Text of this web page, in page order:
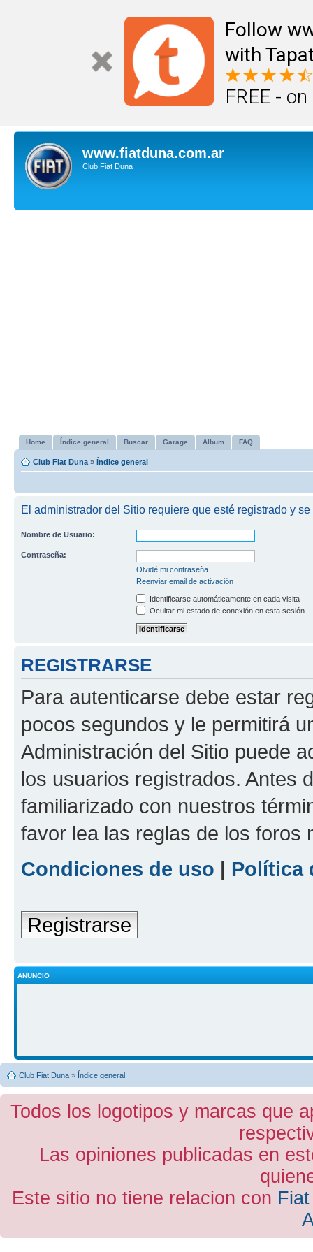
Follow
with
FREE -
www.fiatduna.com.ar
Club Fiat Duna
Home Índice general Buscar Garage Album FAQ
Club Fiat Duna » Índice general
El administrador del Sitio requiere que esté registrado y
Nombre de Usuario:
Contraseña:
Olvidé mi contraseña
Reenviar email de activación
Identificarse automáticamente en cada visita
Ocultar mi estado de conexión en esta sesión
REGISTRARSE
Para autenticarse debe estar
pocos segundos y le permitirá
Administración del Sitio puede
los usuarios registrados. Antes
familiarizado con nuestros
favor lea las reglas de los foros
Condiciones de uso | Política
Registrarse
ANUNCIO
Club Fiat Duna » Índice general
Todos los logotipos y marcas que
Las opiniones publicadas en
Este sitio no tiene relacion con